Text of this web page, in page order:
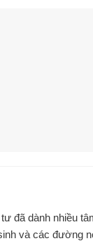
đã dành nhiều
và các đường